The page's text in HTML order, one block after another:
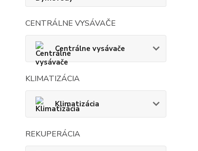
CENTRÁLNE VYSÁVAČE
Centrálne vysávače
KLIMATIZÁCIA
Klimatizácia
REKUPERÁCIA